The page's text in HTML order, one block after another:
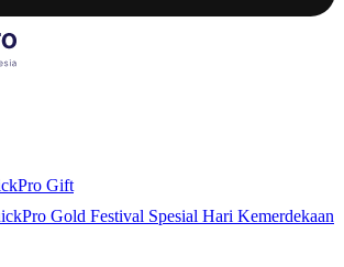
Gift
Gold Festival Spesial Hari Kemerdekaan